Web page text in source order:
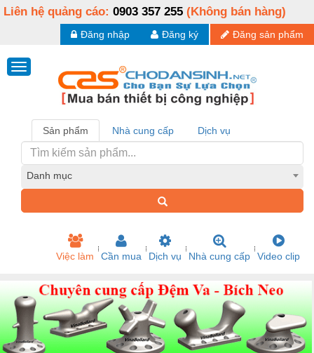
Liên hệ quảng cáo: 0903 357 255 (Không bán hàng)
Đăng sản phẩm
Đăng ký
Đăng nhập
Sản phẩm Nhà cung cấp Dịch vụ
Danh mục
Việc làm Cần mua Dịch vụ Nhà cung cấp Video clip